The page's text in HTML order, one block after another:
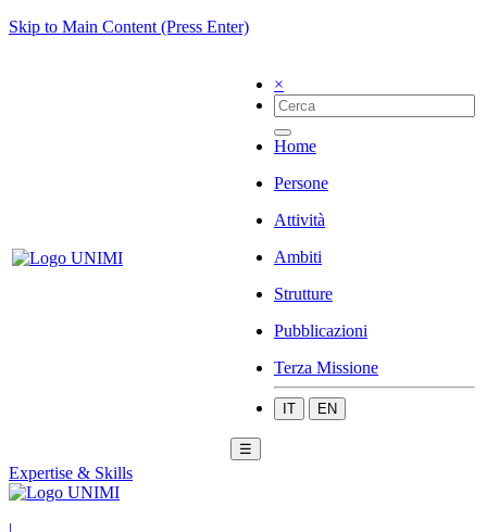
Skip to Main Content (Press Enter)
×
Home
Persone
Attività
Ambiti
Strutture
Pubblicazioni
Terza Missione
IT EN
☰
Expertise & Skills